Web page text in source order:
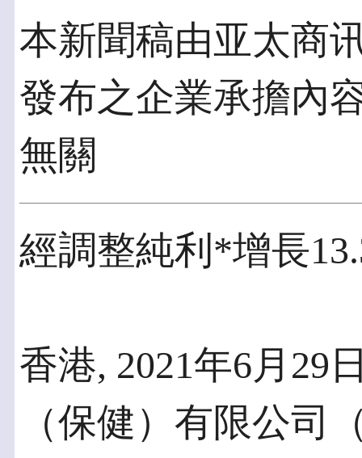
本新聞稿由亚太商
發布之企業承擔內
無關
經調整純利*增長
香港, 2021年6月29
（保健）有限公司